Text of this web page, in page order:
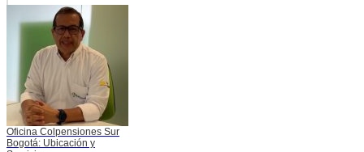
Oficina Colpensiones Sur
Bogotá: Ubicación y